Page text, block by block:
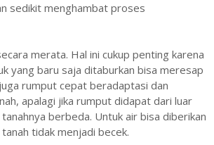
sedikit menghambat proses
merata. Hal ini cukup penting karena
yang baru saja ditaburkan bisa meresap
rumput cepat beradaptasi dan
apalagi jika rumput didapat dari luar
berbeda. Untuk air bisa diberikan
tidak menjadi becek.